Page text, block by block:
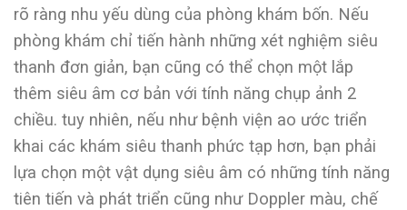
rõ ràng nhu yếu dùng của phòng khám bốn. Nếu
phòng khám chỉ tiến hành những xét nghiệm siêu
thanh đơn giản, bạn cũng có thể chọn một lắp
thêm siêu âm cơ bản với tính năng chụp ảnh 2
chiều. tuy nhiên, nếu như bệnh viện ao ước triển
khai các khám siêu thanh phức tạp hơn, bạn phải
lựa chọn một vật dụng siêu âm có những tính năng
tiên tiến và phát triển cũng như Doppler màu, chế